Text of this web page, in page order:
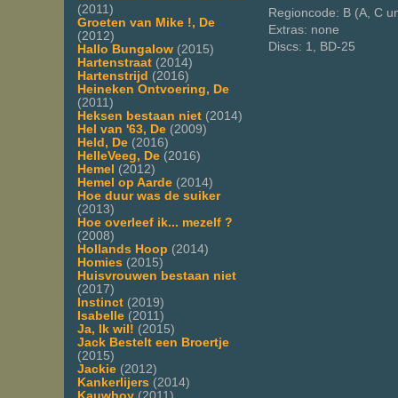
(2011)
Groeten van Mike !, De
(2012)
Hallo Bungalow (2015)
Hartenstraat (2014)
Hartenstrijd (2016)
Heineken Ontvoering, De
(2011)
Heksen bestaan niet (2014)
Hel van '63, De (2009)
Held, De (2016)
HelleVeeg, De (2016)
Hemel (2012)
Hemel op Aarde (2014)
Hoe duur was de suiker
(2013)
Hoe overleef ik... mezelf ?
(2008)
Hollands Hoop (2014)
Homies (2015)
Huisvrouwen bestaan niet
(2017)
Instinct (2019)
Isabelle (2011)
Ja, Ik wil! (2015)
Jack Bestelt een Broertje
(2015)
Jackie (2012)
Kankerlijers (2014)
Regioncode: B (A, C
Extras: none
Discs: 1, BD-25